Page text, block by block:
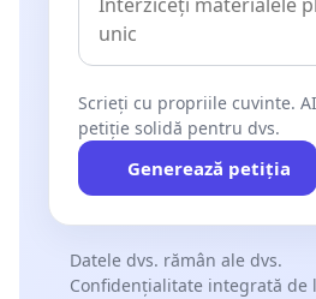
Scrieți cu propriile cuvinte.
petiție solidă pentru dvs.
Generează petiția
Datele dvs. rămân ale dvs.
Confidențialitate integrată de